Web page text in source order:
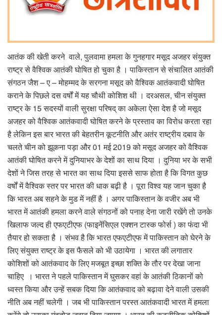
आतंक की खेती करने वाले, पुलवामा हमला के गुनहगार मसूद अजहर संयुक्त
राष्ट्र से वैश्विक आतंकी घोषित हो चुका है । पाकिस्तान से संचालित आतंकी
संगठन जैश – ए – मोहम्मद के सरगना मसूद को वैश्विक आतंकवादी घोषित
कराने के पिछले दस वर्षों में यह चौथी कोशिश थी । दरअसल, चीन संयुक्त
राष्ट्र के 15 सदस्यों वाली सुरक्षा परिषद् का अकेला ऐसा देश है जो मसूद
अजहर को वैश्विक आतंकवादी घोषित करने के प्रस्ताव का विरोध करता रहा
है लेकिन इस बार भारत की बेहतरीन कूटनीति और अतंर राष्ट्रीय दबाव के
चलते चीन को झूकना पड़ा और 01 मई 2019 को मसूद अजहर को वैश्विक
आतंकी घोषित करने में दुनियाभर के देशों का साथ दिया । दुनिया भर के सभी
देशों ने जिस तरह से भारत का साथ दिया इससे साफ होता है कि विगत कुछ
वर्षों में वैश्विक स्तर पर भारत की धाक बढ़ी है । पूरा विश्व यह जान चुका है
कि भारत अब सहने के मुड में नहीं है । अगर पाकिस्तान के वजीर अब भी
भारत में आतंकी हमला करने वाले संगठनों को पनाह देना जारी रखेंगे तो उनके
खिलाफ जल्द ही एफएटीएफ (फाइनेंसिएल एक्शन टास्क फोर्स ) का फंदा भी
तैयार हो सकता है । संभव है कि भारत एफएटीएफ में पाकिस्तान को घेरने के
लिए संयुक्त राष्ट्र के इस फैसले को भी उठायेगा । भारत की लगातार
कोशिशों को आतंकवाद के लिए मजबूत इच्छा शक्ति के तौर पर देखा जाना
चाहिए । भारत ने पहले पाकिस्तान में घुसकर वहां के आतंकी ठिकानों को
ध्वस्त किया और उन्हें सबक दिया कि आतंकवाद को बढ़ावा देने वाली उसकी
नीति अब नहीं चलेगी । जब भी पाकिस्तान परस्त आतंकवादी भारत में हमला